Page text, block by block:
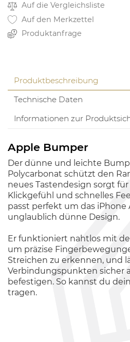
Auf die Vergleichsliste
Auf den Merkzettel
Produktanfrage
Produktbeschreibung
Technische Daten
Informationen zur
Apple Bumper
Der dünne und leichte
Polycarbonat schützt den
neues Tastendesign sorgt für
Klickgefühl und schnelles
passt perfekt um das
unglaublich dünne Design.
Er funktioniert nahtlos mit
um präzise
Streichen zu erkennen, und
Verbindungspunkten sicher
befestigen. So kannst du
tragen.